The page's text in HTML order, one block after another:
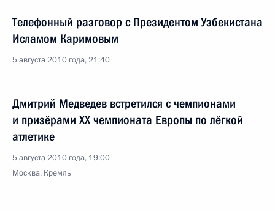
Телефонный разговор с Президентом Узбекистана
Исламом Каримовым
5 августа 2010 года, 21:40
Дмитрий Медведев встретился с чемпионами
и призёрами XX чемпионата Европы по лёгкой
атлетике
5 августа 2010 года, 19:00
Москва, Кремль